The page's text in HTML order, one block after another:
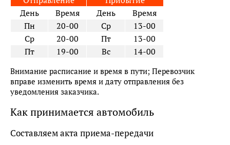
День
Время День
Время
Пн
20-00 Ср
13-00
Ср
20-00 Пт
13-00
Пт
19-00 Вс 14-00
Внимание расписание и время в пути; Перевозчик
вправе изменить время и дату отправления без
уведомления заказчика.
Как принимается автомобиль
Составляем акта приема-передачи